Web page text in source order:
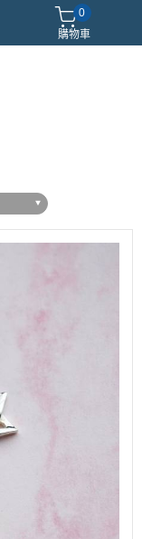
0
購物車